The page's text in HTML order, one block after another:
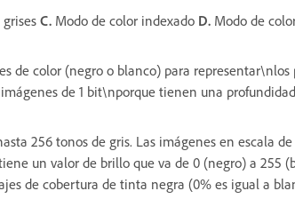
C. Modo de color indexado D. Modo de
de color (negro o blanco) para
de 1 bit\nporque tienen una
256 tonos de gris. Las imágenes en escala
un valor de brillo que va de 0 (negro) a 255
de cobertura de tinta negra (0% es igual a